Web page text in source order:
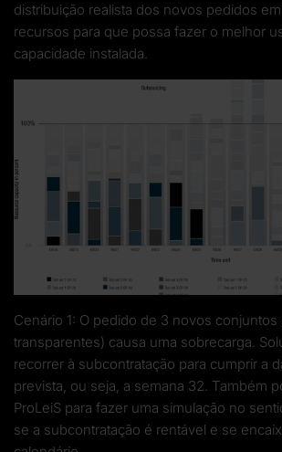
distribuição realista dos novos pedidos
recursos para que possa fazer o melhor
capacidade instalada.
Cenário 1: O pedido de 3 novos
transparentes) causa uma sobrecarga.
recorrer à subcontratação para cumprir a
prevista, ou seja, a semana 32. Também
ProLeiS para fazer uma simulação no
se a subcontratação é rentável e se